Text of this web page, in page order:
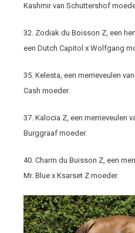
Kashmir van Schuttershof
32. Zodiak du Boisson Z, een
een Dutch Capitol x Wolfgang
35. Kelesta, een merrieveulen
Cash moeder.
37. Kalocia Z, een merrieveulen
Burggraaf moeder.
40. Charm du Buisson Z, een
Mr. Blue x Ksarset Z moeder.